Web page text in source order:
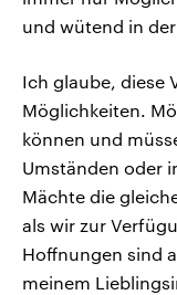
und wütend in der
Ich glaube, diese
Möglichkeiten.
können und
Umständen oder
Mächte die
als wir zur
Hoffnungen sind
meinem